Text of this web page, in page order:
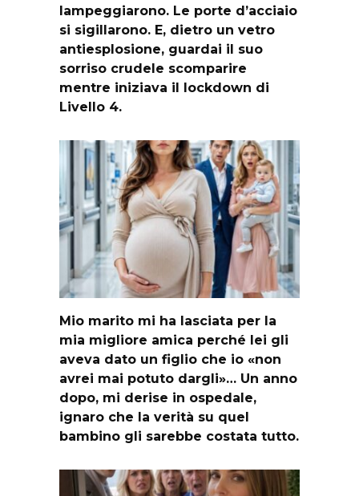
lampeggiarono. Le porte d’acciaio
si sigillarono. E, dietro un vetro
antiesplosione, guardai il suo
sorriso crudele scomparire
mentre iniziava il lockdown di
Livello 4.
Mio marito mi ha lasciata per la
mia migliore amica perché lei gli
aveva dato un figlio che io «non
avrei mai potuto dargli»… Un anno
dopo, mi derise in ospedale,
ignaro che la verità su quel
bambino gli sarebbe costata tutto.